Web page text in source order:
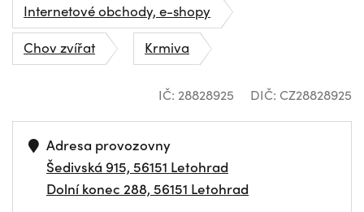
Internetové obchody, e-shopy
Chov zvířat
Krmiva
IČ: 28828925 DIČ: CZ28828925
Adresa provozovny
Šedivská 915, 56151 Letohrad
Dolní konec 288, 56151 Letohrad